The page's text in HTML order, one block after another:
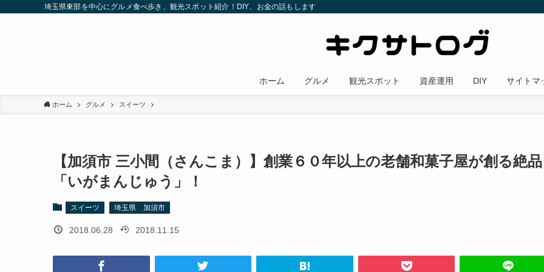
埼玉県東部を中心にグルメ食べ歩き、観光スポット紹介！DIY、お金の話もします
ホーム グルメ 観光スポット 資産運用 DIY サイトマ
ホーム グルメ スイーツ
【加須市 三小間（さんこま）】創業６０年以上の老舗和菓子屋が創る絶品
「いがまんじゅう」！
スイーツ 埼玉県 加須市
2018.06.28 2018.11.15